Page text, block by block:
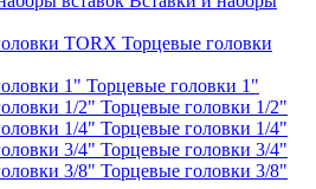
Торцевые головки
Торцевые головки 1"
Торцевые головки 1/2"
Торцевые головки 1/4"
Торцевые головки 3/4"
Торцевые головки 3/8"